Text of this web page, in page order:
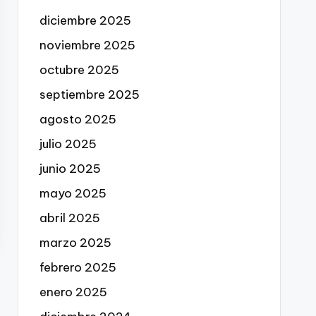
diciembre 2025
noviembre 2025
octubre 2025
septiembre 2025
agosto 2025
julio 2025
junio 2025
mayo 2025
abril 2025
marzo 2025
febrero 2025
enero 2025